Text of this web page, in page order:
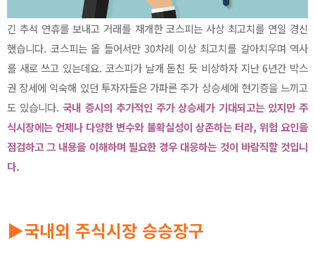
긴 추석 연휴를 보내고 거래를 재개한 코스피는 사상 최고치를 연일 경신
했습니다. 코스피는 올 들어서만 30차례 이상 최고치를 갈아치우며 역사
를 새로 쓰고 있는데요. 코스피가 날개 돋친 듯 비상하자 지난 6년간 박스
권 장세에 익숙해 있던 투자자들은 가파른 주가 상승세에 현기증을 느끼고
도 있습니다.국내 증시의 추가적인 주가 상승세가 기대되고는 있지만 주
식시장에는 언제나 다양한 변수와 불확실성이 상존하는 터라, 위험 요인을
점검하고 그 내용을 이해하며 필요한 경우 대응하는 것이 바람직할 것입니
다.
▶국내외 주식시장 승승장구